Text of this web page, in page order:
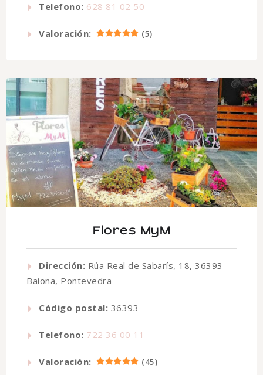
Telefono: 628 81 02 50
Valoración: (5)
Flores MyM
Dirección: Rúa Real de Sabarís, 18, 36393
Baiona, Pontevedra
Código postal: 36393
Telefono: 722 36 00 11
Valoración: (45)